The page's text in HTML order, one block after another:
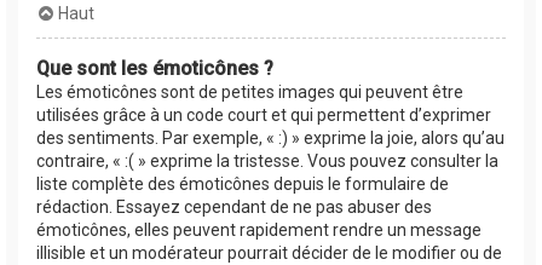
Haut
Que sont les émoticônes ?
Les émoticônes sont de petites images qui peuvent être
utilisées grâce à un code court et qui permettent d’exprimer
des sentiments. Par exemple, « :) » exprime la joie, alors qu’au
contraire, « :( » exprime la tristesse. Vous pouvez consulter la
liste complète des émoticônes depuis le formulaire de
rédaction. Essayez cependant de ne pas abuser des
émoticônes, elles peuvent rapidement rendre un message
illisible et un modérateur pourrait décider de le modifier ou de